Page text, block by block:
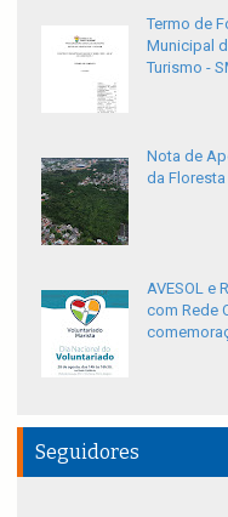
Termo de
Municipal
Turismo -
Nota de
da
AVESOL e
com Rede
Seguidores